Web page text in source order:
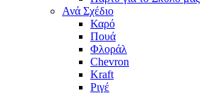
Ανά Σχέδιο
Καρό
Πουά
Φλοράλ
Chevron
Kraft
Ριγέ